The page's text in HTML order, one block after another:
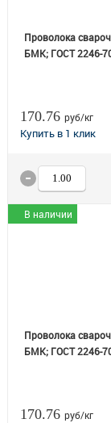
Проволока
БМК; ГОСТ 2246-
170.76 руб/кг
В наличии
Проволока
БМК; ГОСТ 2246-
170.76 руб/кг